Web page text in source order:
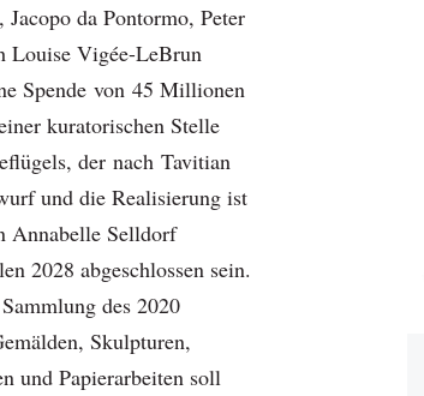
da Pontormo, Peter
Louise Vigée-LeBrun
Spende von 45 Millionen
kuratorischen Stelle
der nach Tavitian
und die Realisierung ist
Annabelle Selldorf
2028 abgeschlossen sein.
des 2020
Skulpturen,
und Papierarbeiten soll